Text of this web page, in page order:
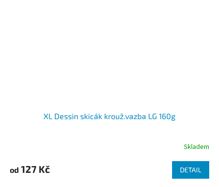
XL Dessin skicák krouž.vazba LG 160g
Skladem
od 127 Kč DETAIL